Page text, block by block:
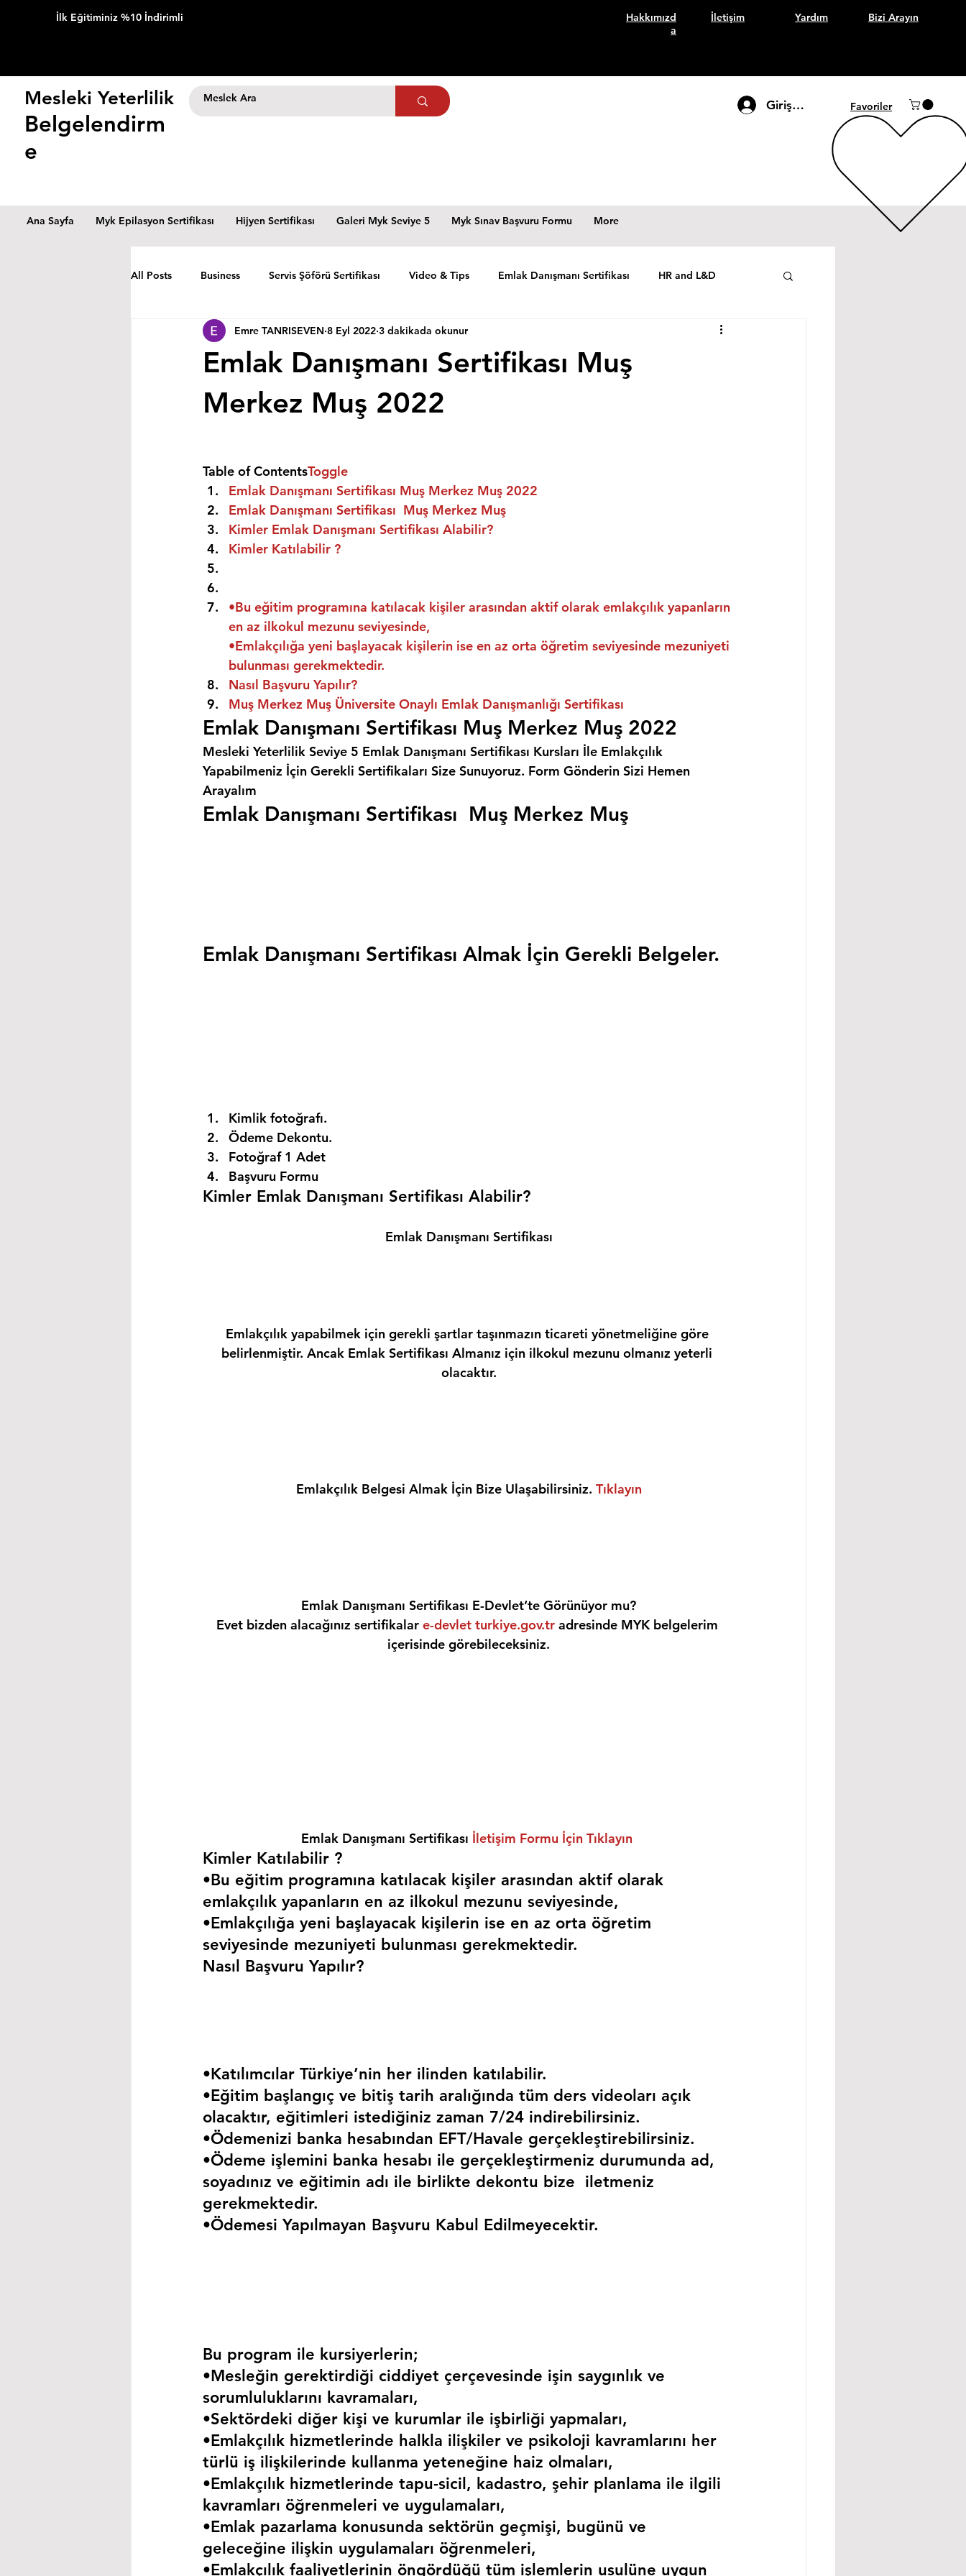
İlk Eğitiminiz %10 İndirimli
Hakkımızd
a
İletişim Yardım Bizi Arayın
Mesleki Yeterlilik
Belgelendirm
e
Giriş Yap Favoriler
Ana Sayfa Myk Epilasyon Sertifikası Hijyen Sertifikası Galeri Myk Seviye 5 Myk Sınav Başvuru Formu More
All Posts Business Servis Şöförü Sertifikası Video & Tips Emlak Danışmanı Sertifikası HR and L&D
Emlak Danışmanı Sertifikası Muş
Merkez Muş 2022
Emre TANRISEVEN 8 Eyl 2022 3 dakikada okunur
Table of ContentsToggle
Emlak Danışmanı Sertifikası Muş Merkez Muş 2022
Emlak Danışmanı Sertifikası  Muş Merkez Muş
Kimler Emlak Danışmanı Sertifikası Alabilir?
Kimler Katılabilir ?
•Bu eğitim programına katılacak kişiler arasından aktif olarak emlakçılık yapanların
en az ilkokul mezunu seviyesinde,
•Emlakçılığa yeni başlayacak kişilerin ise en az orta öğretim seviyesinde mezuniyeti
bulunması gerekmektedir.
Nasıl Başvuru Yapılır?
Muş Merkez Muş Üniversite Onaylı Emlak Danışmanlığı Sertifikası
Emlak Danışmanı Sertifikası Muş Merkez Muş 2022
Mesleki Yeterlilik Seviye 5 Emlak Danışmanı Sertifikası Kursları İle Emlakçılık
Yapabilmeniz İçin Gerekli Sertifikaları Size Sunuyoruz. Form Gönderin Sizi Hemen
Arayalım
Emlak Danışmanı Sertifikası  Muş Merkez Muş
Emlak Danışmanı Sertifikası Almak İçin Gerekli Belgeler.
Kimlik fotoğrafı.
Ödeme Dekontu.
Fotoğraf 1 Adet
Başvuru Formu
Kimler Emlak Danışmanı Sertifikası Alabilir?
Emlak Danışmanı Sertifikası
Emlakçılık yapabilmek için gerekli şartlar taşınmazın ticareti yönetmeliğine göre
belirlenmiştir. Ancak Emlak Sertifikası Almanız için ilkokul mezunu olmanız yeterli
olacaktır.
Emlakçılık Belgesi Almak İçin Bize Ulaşabilirsiniz. Tıklayın
Emlak Danışmanı Sertifikası E-Devlet’te Görünüyor mu?
Evet bizden alacağınız sertifikalar e-devlet turkiye.gov.tr adresinde MYK belgelerim
içerisinde görebileceksiniz.
Emlak Danışmanı Sertifikası İletişim Formu İçin Tıklayın
Kimler Katılabilir ?
•Bu eğitim programına katılacak kişiler arasından aktif olarak
emlakçılık yapanların en az ilkokul mezunu seviyesinde,
•Emlakçılığa yeni başlayacak kişilerin ise en az orta öğretim
seviyesinde mezuniyeti bulunması gerekmektedir.
Nasıl Başvuru Yapılır?
•Katılımcılar Türkiye’nin her ilinden katılabilir.
•Eğitim başlangıç ve bitiş tarih aralığında tüm ders videoları açık
olacaktır, eğitimleri istediğiniz zaman 7/24 indirebilirsiniz.
•Ödemenizi banka hesabından EFT/Havale gerçekleştirebilirsiniz.
•Ödeme işlemini banka hesabı ile gerçekleştirmeniz durumunda ad,
soyadınız ve eğitimin adı ile birlikte dekontu bize  iletmeniz
gerekmektedir.
•Ödemesi Yapılmayan Başvuru Kabul Edilmeyecektir.
Bu program ile kursiyerlerin;
•Mesleğin gerektirdiği ciddiyet çerçevesinde işin saygınlık ve
sorumluluklarını kavramaları,
•Sektördeki diğer kişi ve kurumlar ile işbirliği yapmaları,
•Emlakçılık hizmetlerinde halkla ilişkiler ve psikoloji kavramlarını her
türlü iş ilişkilerinde kullanma yeteneğine haiz olmaları,
•Emlakçılık hizmetlerinde tapu-sicil, kadastro, şehir planlama ile ilgili
kavramları öğrenmeleri ve uygulamaları,
•Emlak pazarlama konusunda sektörün geçmişi, bugünü ve
geleceğine ilişkin uygulamaları öğrenmeleri,
•Emlakçılık faaliyetlerinin öngördüğü tüm işlemlerin usulüne uygun